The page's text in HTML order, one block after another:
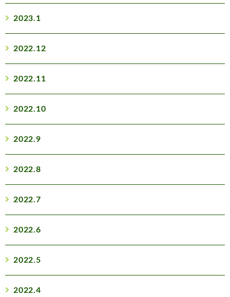
2023.1
2022.12
2022.11
2022.10
2022.9
2022.8
2022.7
2022.6
2022.5
2022.4